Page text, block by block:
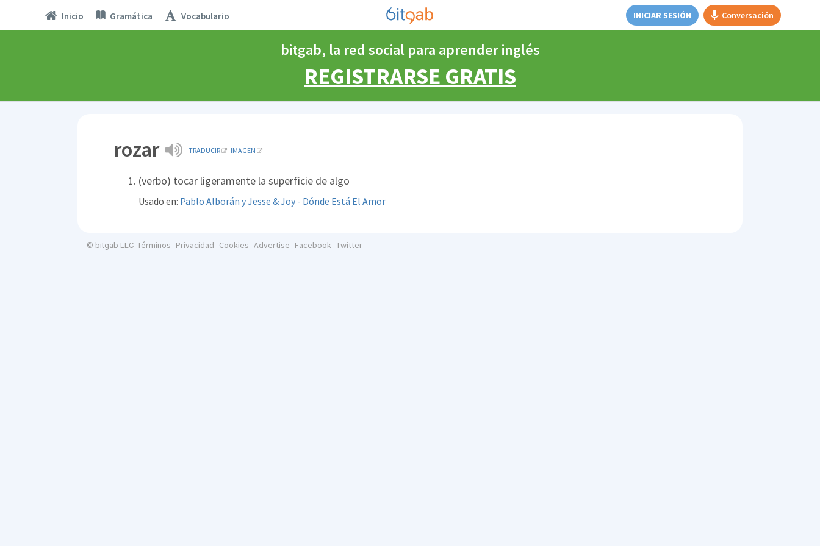
Inicio Gramática Vocabulario INICIAR SESIÓN Conversación
bitgab, la red social para aprender inglés
REGISTRARSE GRATIS
rozar TRADUCIR IMAGEN
(verbo) tocar ligeramente la superficie de algo
Usado en: Pablo Alborán y Jesse & Joy - Dónde Está El Amor
© bitgab LLC Términos Privacidad Cookies Advertise Facebook Twitter